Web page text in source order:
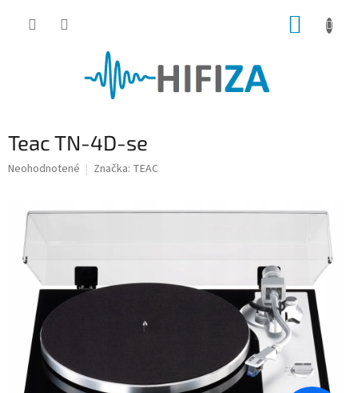
Teac TN-4D-se
Priemerné
hviezdičiek.
Neohodnotené Značka: TEAC